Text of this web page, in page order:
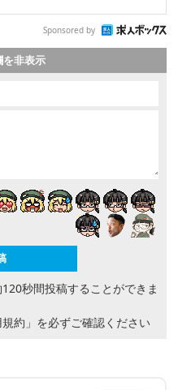
Sponsored by
を非表示
秒間投稿することができま
約」 を必ずご確認ください